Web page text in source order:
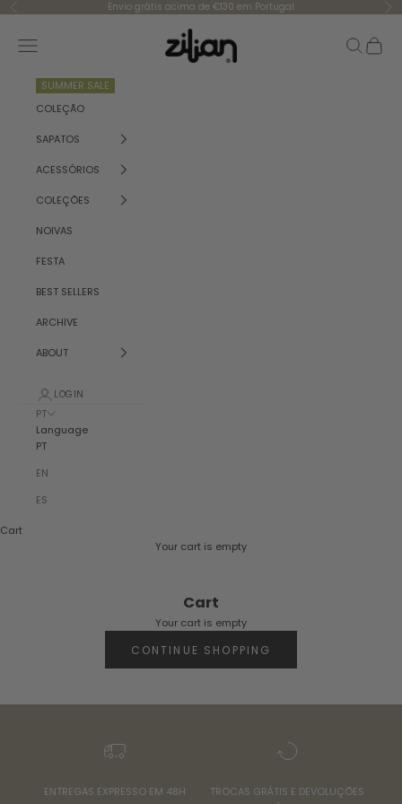
Skip to content
Previous Envio grátis acima de €130 em Portugal
Zilian
Navigation menu Search
Cart
SUMMER SALE
COLEÇÃO
SAPATOS
ACESSÓRIOS
COLEÇÕES
NOIVAS
FESTA
BEST SELLERS
ARCHIVE
ABOUT
LOGIN
PT
Language
PT
EN
ES
Cart
Your cart is empty
Cart
Your cart is empty
CONTINUE SHOPPING
ENTREGAS EXPRESSO EM 48H
TROCAS GRÁTIS E DEVOLUÇÕES